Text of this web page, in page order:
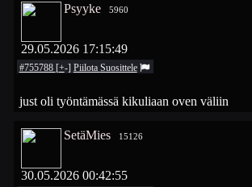
Psyyke 5960
29.05.2026 17:15:49
#755788 [+-] Piilota Suosittele
just oli työntämässä kikuliaan oven väliin
SetäMies 15126
30.05.2026 00:42:55